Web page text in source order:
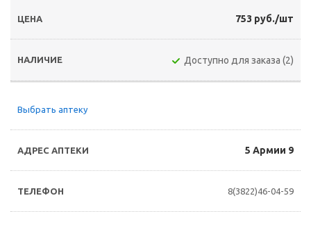
753 руб./шт
Доступно для заказа (2)
Выбрать аптеку
5 Армии 9
8(3822)46-04-59